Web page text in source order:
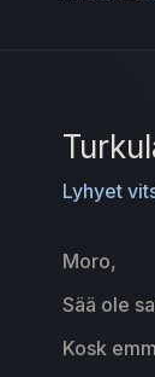
Lyhyet
Moro,
Sää ole
Kosk